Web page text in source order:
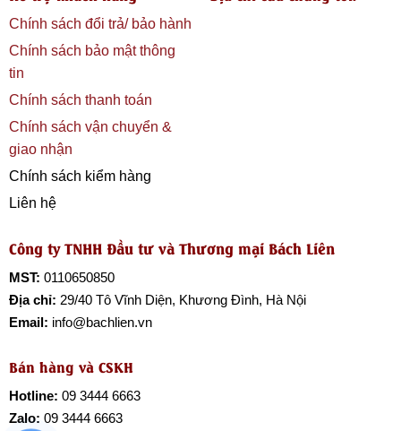
Chính sách đổi trả/ bảo hành
Chính sách bảo mật thông
tin
Chính sách thanh toán
Chính sách vận chuyển &
giao nhận
Chính sách kiểm hàng
Liên hệ
Công ty TNHH Đầu tư và Thương mại Bách Liên
MST: 0110650850
Địa chỉ: 29/40 Tô Vĩnh Diện, Khương Đình, Hà Nội
Email: info@bachlien.vn
Bán hàng và CSKH
Hotline: 09 3444 6663
Zalo: 09 3444 6663